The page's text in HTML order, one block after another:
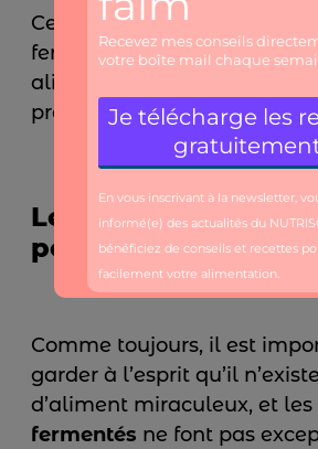
Ces bienfaits combinés
fermentés un ajout
alimentation équilibrée et
promouvoir une meilleure
Les aliments
peuvent-ils être
Comme toujours, il est
garder à l’esprit qu’il
d’aliment miraculeux, et les
fermentés ne font pas